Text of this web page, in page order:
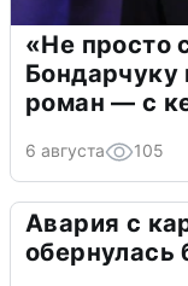
«Не просто
роман — с
6 августа 105
Авария с
обернулась